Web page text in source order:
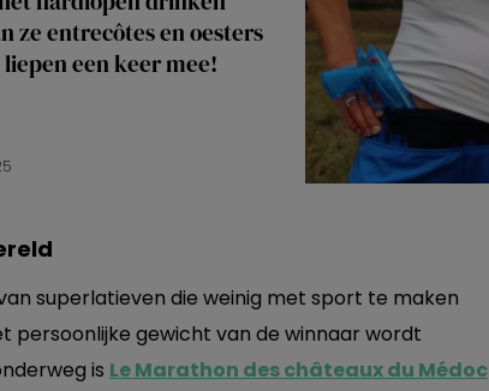
ze entrecôtes en oesters
een keer mee!
superlatieven die weinig met sport te maken
persoonlijke gewicht van de winnaar wordt
is Le Marathon des châteaux du Médoc